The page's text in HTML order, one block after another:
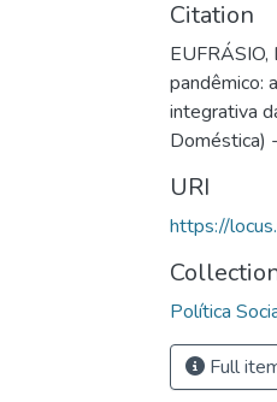
Citation
pandêmico:
integrativa
Doméstica)
URI
https://
Política
Full